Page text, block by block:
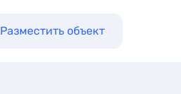
Разместить объект